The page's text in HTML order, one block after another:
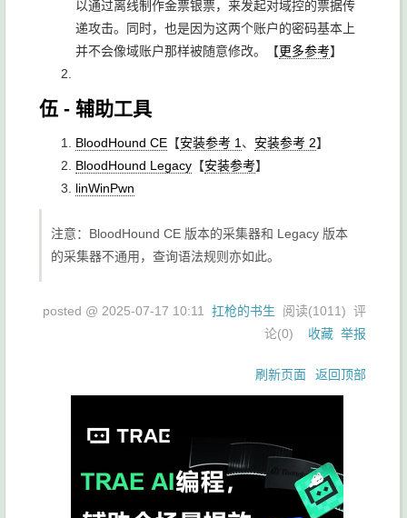
以通过离线制作金票银票，来发起对域控的票据传
递攻击。同时，也是因为这两个账户的密码基本上
并不会像域账户那样被随意修改。【更多参考】
伍 - 辅助工具
BloodHound CE 【安装参考 1 、 安装参考 2】
BloodHound Legacy 【安装参考】
linWinPwn
注意：BloodHound CE 版本的采集器和 Legacy 版本
的采集器不通用，查询语法规则亦如此。
posted @ 2025-07-17 10:11 扛枪的书生 阅读(1011) 评
论(0) 收藏 举报
刷新页面 返回顶部